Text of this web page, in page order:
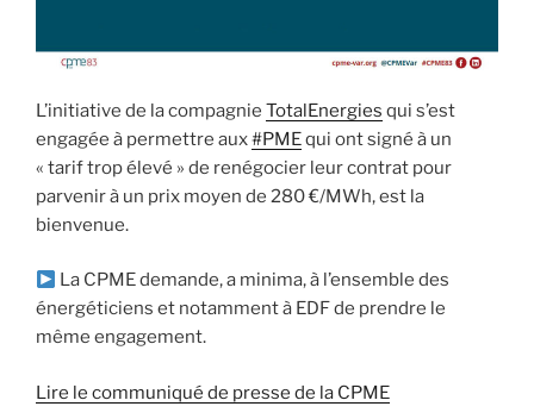
L’initiative de la compagnie TotalEnergies qui s’est
engagée à permettre aux#PMEqui ont signé à un
« tarif trop élevé » de renégocier leur contrat pour
parvenir à un prix moyen de 280 €/MWh, est la
bienvenue.
La CPME demande, a minima, à l’ensemble des
énergéticiens et notamment à EDF de prendre le
même engagement.
Lire le communiqué de presse de la CPME